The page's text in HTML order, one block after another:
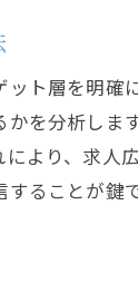
応募
魅力
採用プ
ト層を明
を分析し
より、求
ることが鍵で